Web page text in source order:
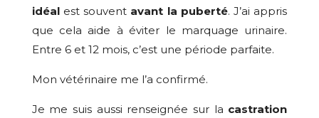
idéalest souvent avant la puberté. J’ai appris
que cela aide à éviter le marquage urinaire.
Entre 6 et 12 mois, c’est une période parfaite.
Mon vétérinaire me l’a confirmé.
Je me suis aussi renseignée sur la castration